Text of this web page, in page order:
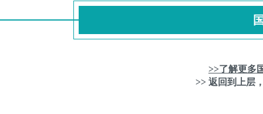
>>了解更多
>> 返回到上层